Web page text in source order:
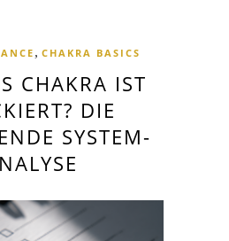
, CHAKRA BASICS
CHAKRA IST
DIE
SYSTEM-